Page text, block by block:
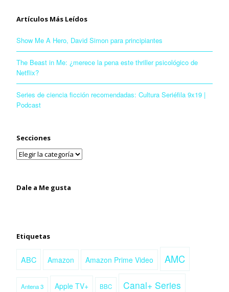
Artículos Más Leídos
Show Me A Hero, David Simon para principiantes
The Beast in Me: ¿merece la pena este thriller psicológico de
Netflix?
Series de ciencia ficción recomendadas: Cultura Seriéfila 9x19 |
Podcast
Secciones
Dale a Me gusta
Etiquetas
ABC Amazon Amazon Prime Video AMC
Antena 3 Apple TV+ BBC Canal+ Series